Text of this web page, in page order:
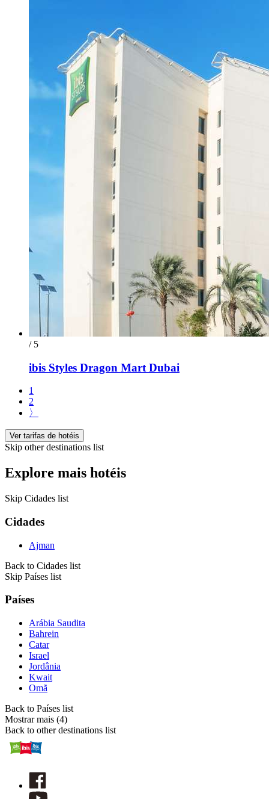
/ 5
ibis Styles Dragon Mart Dubai
1
2
〉
Ver tarifas de hotéis
Skip other destinations list
Explore mais hotéis
Skip Cidades list
Cidades
Ajman
Back to Cidades list
Skip Países list
Países
Arábia Saudita
Bahrein
Catar
Israel
Jordânia
Kwait
Omã
Back to Países list
Mostrar mais (4)
Back to other destinations list